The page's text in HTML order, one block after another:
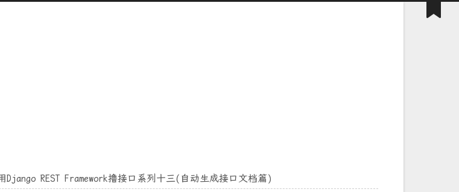
Django REST Framework撸接口系列十三(自动生成接口文档篇)